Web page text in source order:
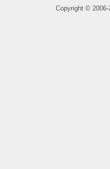
Copyright ©